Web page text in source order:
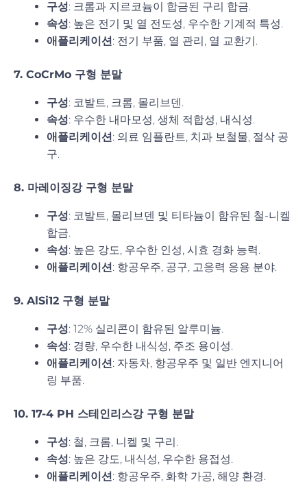
구성: 크롬과 지르코늄이 합금된 구리 합금.
속성: 높은 전기 및 열 전도성, 우수한 기계적 특성.
애플리케이션: 전기 부품, 열 관리, 열 교환기.
7. CoCrMo 구형 분말
구성: 코발트, 크롬, 몰리브덴.
속성: 우수한 내마모성, 생체 적합성, 내식성.
애플리케이션: 의료 임플란트, 치과 보철물, 절삭 공
구.
8. 마레이징강 구형 분말
구성: 코발트, 몰리브덴 및 티타늄이 함유된 철-니켈
합금.
속성: 높은 강도, 우수한 인성, 시효 경화 능력.
애플리케이션: 항공우주, 공구, 고응력 응용 분야.
9. AlSi12 구형 분말
구성: 12% 실리콘이 함유된 알루미늄.
속성: 경량, 우수한 내식성, 주조 용이성.
애플리케이션: 자동차, 항공우주 및 일반 엔지니어
링 부품.
10. 17-4 PH 스테인리스강 구형 분말
구성: 철, 크롬, 니켈 및 구리.
속성: 높은 강도, 내식성, 우수한 용접성.
애플리케이션: 항공우주, 화학 가공, 해양 환경.